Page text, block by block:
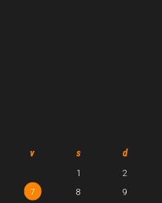
v s d
1
2
7 8
9